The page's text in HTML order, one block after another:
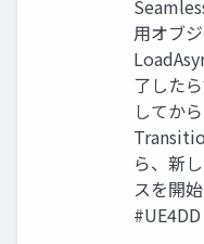
用オブ
了した
してか
ら、新
スを開
#UE4DD